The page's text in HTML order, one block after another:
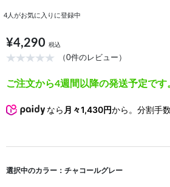
4 人がお気に入りに登録中
¥4,290 税込
（0件のレビュー）
ご注文から4週間以降の発送予定です
なら 月々1,430円から。分割手
選択中のカラー：チャコールグレー